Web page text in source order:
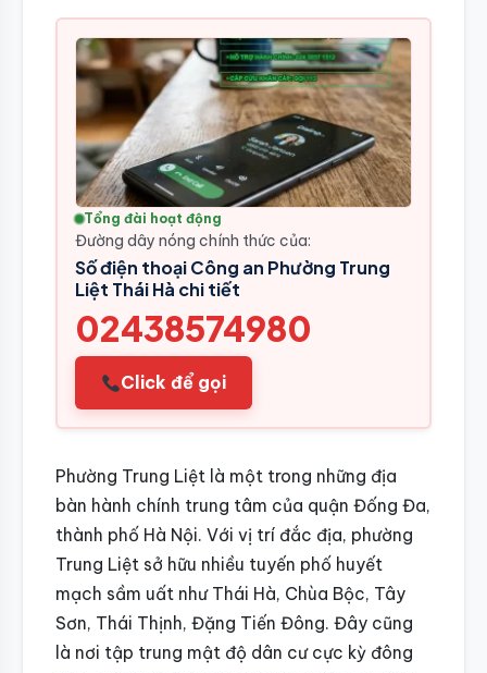
Tổng đài hoạt động
Đường dây nóng chính thức của:
Số điện thoại Công an Phường Trung
Liệt Thái Hà chi tiết
02438574980
Click để gọi
Phường Trung Liệt là một trong những địa
bàn hành chính trung tâm của quận Đống Đa,
thành phố Hà Nội. Với vị trí đắc địa, phường
Trung Liệt sở hữu nhiều tuyến phố huyết
mạch sầm uất như Thái Hà, Chùa Bộc, Tây
Sơn, Thái Thịnh, Đặng Tiến Đông. Đây cũng
là nơi tập trung mật độ dân cư cực kỳ đông